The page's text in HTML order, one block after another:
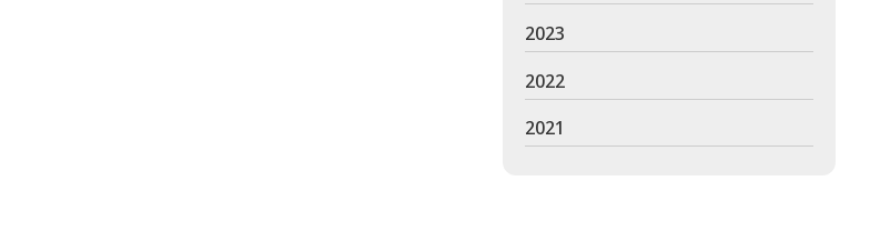
2023
2022
2021